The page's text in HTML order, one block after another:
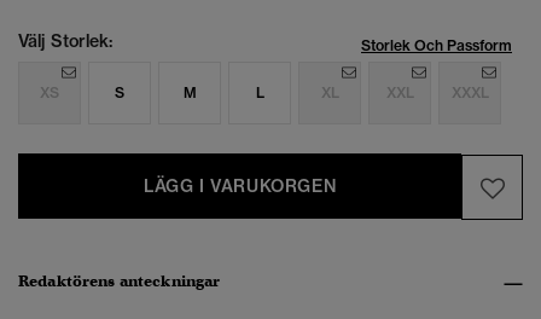
Välj Storlek: Storlek Och Passform
XS S M L XL XXL XXXL
LÄGG I VARUKORGEN
Redaktörens anteckningar